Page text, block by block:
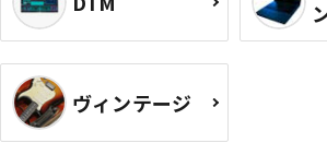
ヴィンテージ